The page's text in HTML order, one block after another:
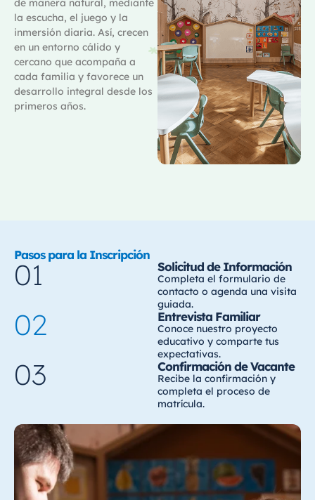
de manera natural, mediante
la escucha, el juego y la
inmersión diaria. Así, crecen
en un entorno cálido y
cercano que acompaña a
cada familia y favorece un
desarrollo integral desde los
primeros años.
Pasos para la Inscripción
01 Solicitud de Información
Completa el formulario de
contacto o agenda una visita
guiada.
02 Entrevista Familiar
Conoce nuestro proyecto
educativo y comparte tus
expectativas.
03 Confirmación de Vacante
Recibe la confirmación y
completa el proceso de
matrícula.